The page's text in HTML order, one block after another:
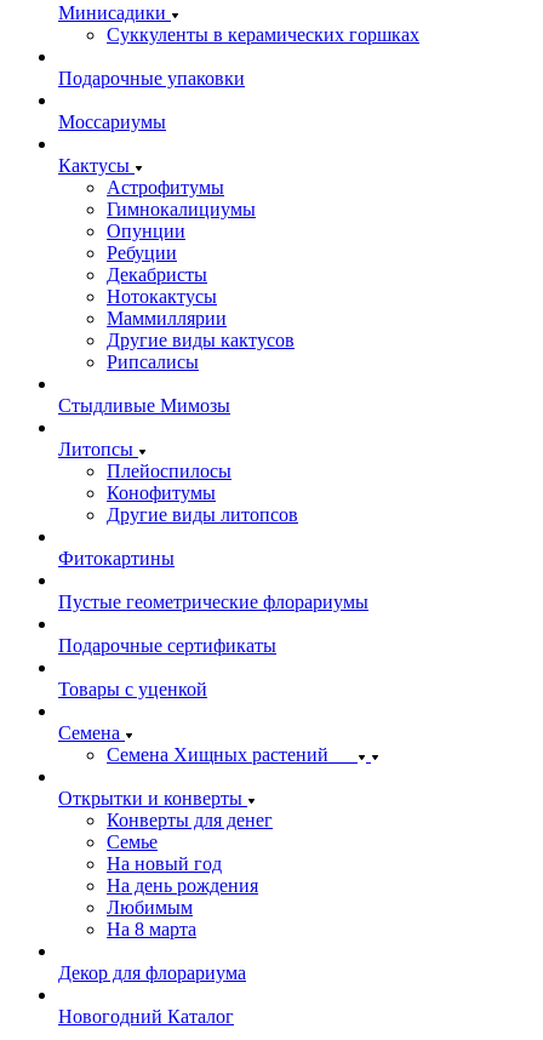
Минисадики
Суккуленты в керамических горшках
Подарочные упаковки
Моссариумы
Кактусы
Астрофитумы
Гимнокалициумы
Опунции
Ребуции
Декабристы
Нотокактусы
Маммиллярии
Другие виды кактусов
Рипсалисы
Стыдливые Мимозы
Литопсы
Плейоспилосы
Конофитумы
Другие виды литопсов
Фитокартины
Пустые геометрические флорариумы
Подарочные сертификаты
Товары с уценкой
Семена
Семена Хищных растений
Открытки и конверты
Конверты для денег
Семье
На новый год
На день рождения
Любимым
На 8 марта
Декор для флорариума
Новогодний Каталог